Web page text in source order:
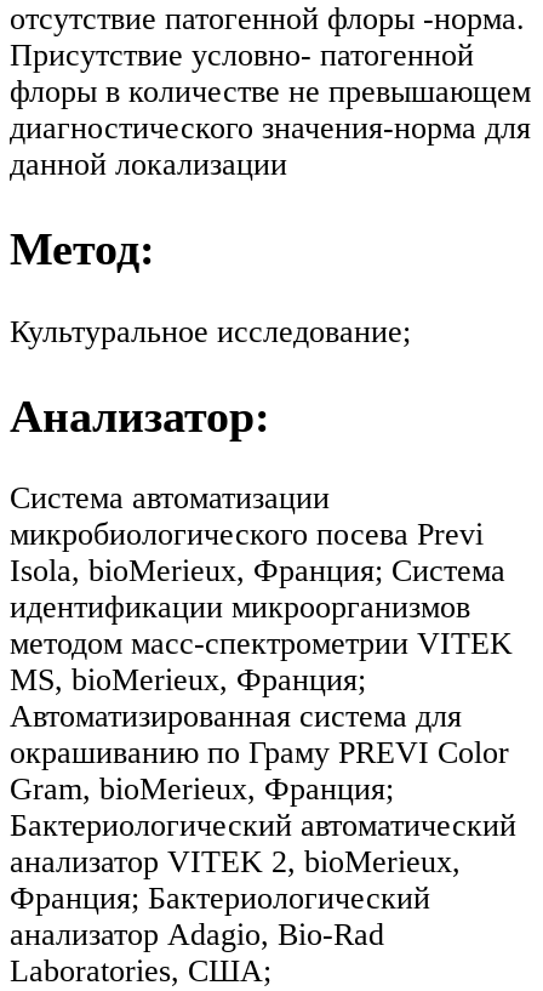
отсутствие патогенной флоры -норма.
Присутствие условно- патогенной
флоры в количестве не превышающем
диагностического значения-норма для
данной локализации
Метод:
Культуральное исследование;
Анализатор:
Система автоматизации
микробиологического посева Previ
Isola, bioMerieux, Франция; Система
идентификации микроорганизмов
методом масс-спектрометрии VITEK
MS, bioMerieux, Франция;
Автоматизированная система для
окрашиванию по Граму PREVI Color
Gram, bioMerieux, Франция;
Бактериологический автоматический
анализатор VITEK 2, bioMerieux,
Франция; Бактериологический
анализатор Adagio, Bio-Rad
Laboratories, США;